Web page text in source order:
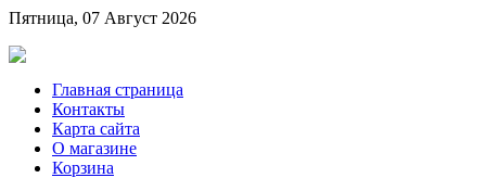
Пятница, 07 Август 2026
Главная страница
Контакты
Карта сайта
О магазине
Корзина